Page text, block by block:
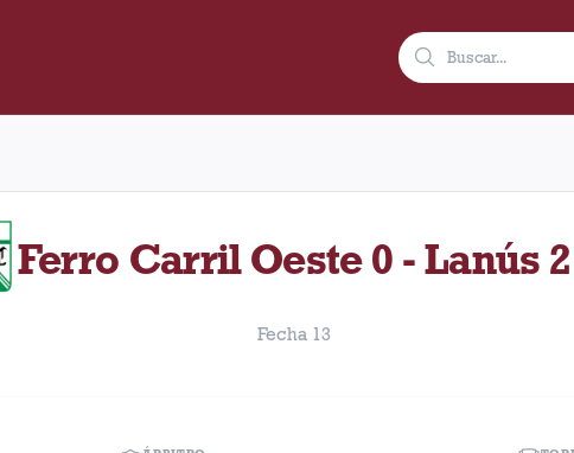
Carril Oeste disputado el Domingo, 26 de mayo de 1968 como
Ferro Carril Oeste 0 - Lanús 2
Fecha 13